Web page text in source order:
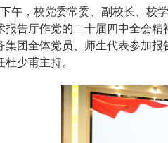
午，校党委常委、副校长、校
报告厅作党的二十届四中全会
集团全体党员、师生代表参加
少甫主持。